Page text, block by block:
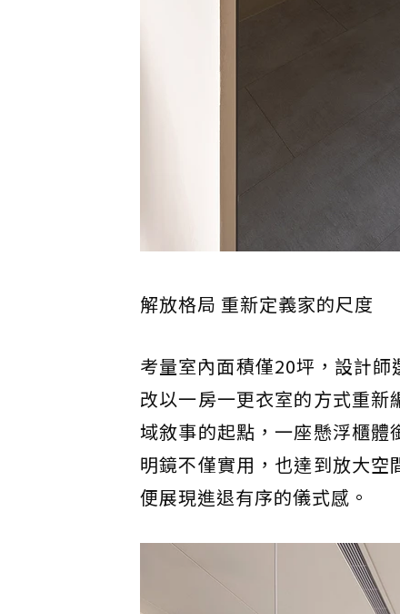
解放格局 重新定義家的尺度
考量室內面積僅20坪，設計
改以一房一更衣室的方式重
域敘事的起點，一座懸浮櫃體
明鏡不僅實用，也達到放大
便展現進退有序的儀式感。